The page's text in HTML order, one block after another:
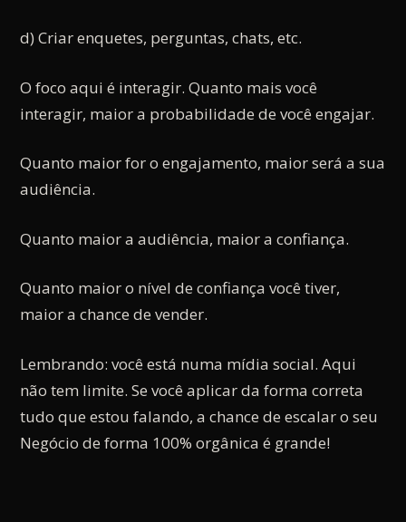
d) Criar enquetes, perguntas, chats, etc.
O foco aqui é interagir. Quanto mais você
interagir, maior a probabilidade de você engajar.
Quanto maior for o engajamento, maior será a sua
audiência.
Quanto maior a audiência, maior a confiança.
Quanto maior o nível de confiança você tiver,
maior a chance de vender.
Lembrando: você está numa mídia social. Aqui
não tem limite. Se você aplicar da forma correta
tudo que estou falando, a chance de escalar o seu
Negócio de forma 100% orgânica é grande!